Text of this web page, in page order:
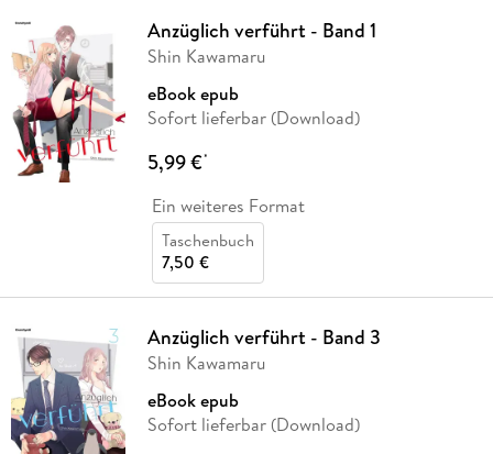
Anzüglich verführt - Band 1
Shin Kawamaru
eBook epub
Sofort lieferbar (Download)
5,99 €*
Ein weiteres Format
Taschenbuch
7,50 €
Anzüglich verführt - Band 3
Shin Kawamaru
eBook epub
Sofort lieferbar (Download)